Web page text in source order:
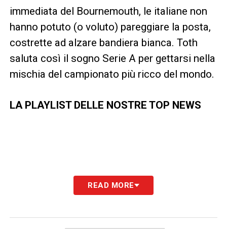
immediata del Bournemouth, le italiane non
hanno potuto (o voluto) pareggiare la posta,
costrette ad alzare bandiera bianca. Toth
saluta così il sogno Serie A per gettarsi nella
mischia del campionato più ricco del mondo.
LA PLAYLIST DELLE NOSTRE TOP NEWS
READ MORE